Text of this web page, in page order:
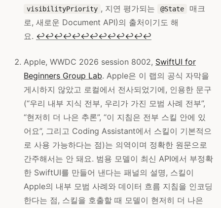
visibilityPriority , 지연 평가되는 @State
매크
로, 새로운 Document API)의 출처이기도 해
요. ↩↩↩↩↩↩↩↩↩↩↩↩↩
Apple, WWDC 2026 session 8002, SwiftUI for
Beginners Group Lab. Apple은 이 랩의 공식 자막을
게시하지 않았고 로컬에서 전사되었기에, 인용한 문구
(“우리 내부 지식 전부, 우리가 가진 모범 사례 전부”,
“현저히 더 나은 추론”, “이 지침은 전부 스킬 안에 있
어요”, 그리고 Coding Assistant에서 스킬이 기본적으
로 사용 가능하다는 점)는 의역이며 정확한 원문으로
간주해서는 안 돼요. 범용 모델이 최신 API에서 부정확
한 SwiftUI를 만들어 낸다는 패널의 설명, 스킬이
Apple의 내부 모범 사례와 데이터 흐름 지침을 인코딩
한다는 점, 스킬을 호출할 때 모델이 현저히 더 나은